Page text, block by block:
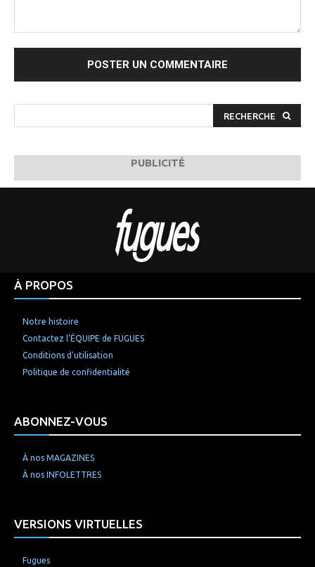
RECHERCHE
PUBLICITÉ
À PROPOS
Notre histoire
Contactez l’ÉQUIPE de FUGUES
Conditions d’utilisation
Politique de confidentialité
ABONNEZ-VOUS
À nos MAGAZINES
À nos INFOLETTRES
VERSIONS VIRTUELLES
Fugues